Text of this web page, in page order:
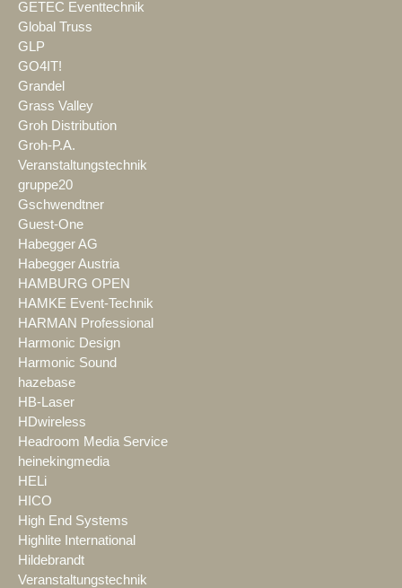
GETEC Eventtechnik
Global Truss
GLP
GO4IT!
Grandel
Grass Valley
Groh Distribution
Groh-P.A.
Veranstaltungstechnik
gruppe20
Gschwendtner
Guest-One
Habegger AG
Habegger Austria
HAMBURG OPEN
HAMKE Event-Technik
HARMAN Professional
Harmonic Design
Harmonic Sound
hazebase
HB-Laser
HDwireless
Headroom Media Service
heinekingmedia
HELi
HICO
High End Systems
Highlite International
Hildebrandt
Veranstaltungstechnik